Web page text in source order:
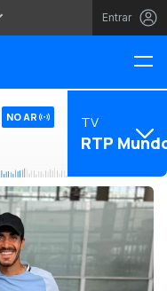
Entrar
NO AR TV
RTP